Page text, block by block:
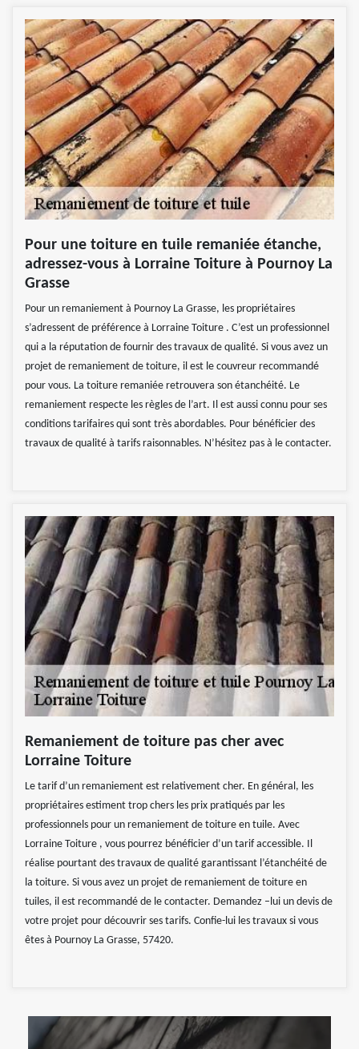
Pour une toiture en tuile remaniée étanche,
adressez-vous à Lorraine Toiture à Pournoy La
Grasse
Pour un remaniement à Pournoy La Grasse, les propriétaires
s’adressent de préférence à Lorraine Toiture . C’est un professionnel
qui a la réputation de fournir des travaux de qualité. Si vous avez un
projet de remaniement de toiture, il est le couvreur recommandé
pour vous. La toiture remaniée retrouvera son étanchéité. Le
remaniement respecte les règles de l’art. Il est aussi connu pour ses
conditions tarifaires qui sont très abordables. Pour bénéficier des
travaux de qualité à tarifs raisonnables. N’hésitez pas à le contacter.
Remaniement de toiture pas cher avec
Lorraine Toiture
Le tarif d’un remaniement est relativement cher. En général, les
propriétaires estiment trop chers les prix pratiqués par les
professionnels pour un remaniement de toiture en tuile. Avec
Lorraine Toiture , vous pourrez bénéficier d’un tarif accessible. Il
réalise pourtant des travaux de qualité garantissant l’étanchéité de
la toiture. Si vous avez un projet de remaniement de toiture en
tuiles, il est recommandé de le contacter. Demandez –lui un devis de
votre projet pour découvrir ses tarifs. Confie-lui les travaux si vous
êtes à Pournoy La Grasse, 57420.